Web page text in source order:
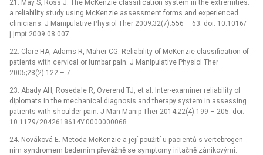
21. May S, Ross J. The McKenzie clas­sification system in the extremities:
a reliability study us­ing McKenzie as­ses­sment forms and experienced
clinicians. J Manipulative Physiol Ther 2009;32(7):556 –⁠ 63. doi: 10.1016/
j.jmpt.2009.08.007.
22. Clare HA, Adams R, Maher CG. Reliability of McKenzie clas­sification of
patients with cervical or lumbar pain. J Manipulative Physiol Ther
2005;28(2):122 –⁠ 7.
23. Abady AH, Rosedale R, Overend TJ, et al. Inter-examiner reliability of
diplomats in the mechanical dia­gnosis and therapy system in as­ses­s­ing
patients with shoulder pain. J Man Manip Ther 2014;22(4):199 –⁠ 205. doi:
10.1179/ 2042618614Y.0000000068.
24. Nováková E. Metoda McKenzie a její použití u pa­cientů s vertebrogen­
ním syndromem bederním převážně se symp­tomy iritačně zánikovými.